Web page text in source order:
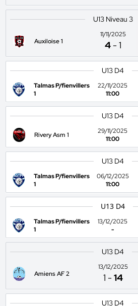
U13 Niveau 3
Auxiloise 1
11/11/2025
4 -1
U13 D4
Talmas P/fienvillers
1
22/11/2025
11:00
U13 D4
Rivery Asm 1
29/11/2025
11:00
U13 D4
Talmas P/fienvillers
1
06/12/2025
11:00
U13 D4
Talmas P/fienvillers
1
13/12/2025
-
U13 D4
Amiens AF 2
13/12/2025
1 -14
U13 D4